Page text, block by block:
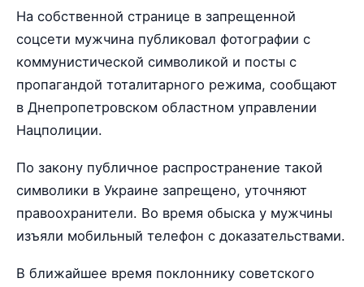
На собственной странице в запрещенной
соцсети мужчина публиковал фотографии с
коммунистической символикой и посты с
пропагандой тоталитарного режима, сообщают
в Днепропетровском областном управлении
Нацполиции.
По закону публичное распространение такой
символики в Украине запрещено, уточняют
правоохранители. Во время обыска у мужчины
изъяли мобильный телефон с доказательствами.
В ближайшее время поклоннику советского